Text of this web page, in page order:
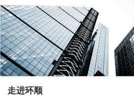
走进环顺